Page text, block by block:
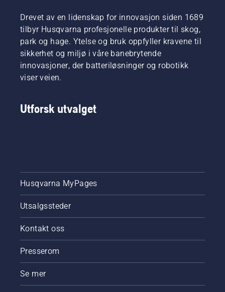
Drevet av en lidenskap for innovasjon siden 1689
tilbyr Husqvarna profesjonelle produkter til skog,
park og hage. Ytelse og bruk oppfyller kravene til
sikkerhet og miljø i våre banebrytende
innovasjoner, der batteriløsninger og robotikk
viser veien.
Utforsk utvalget
Husqvarna MyPages
Utsalgssteder
Kontakt oss
Presserom
Se mer